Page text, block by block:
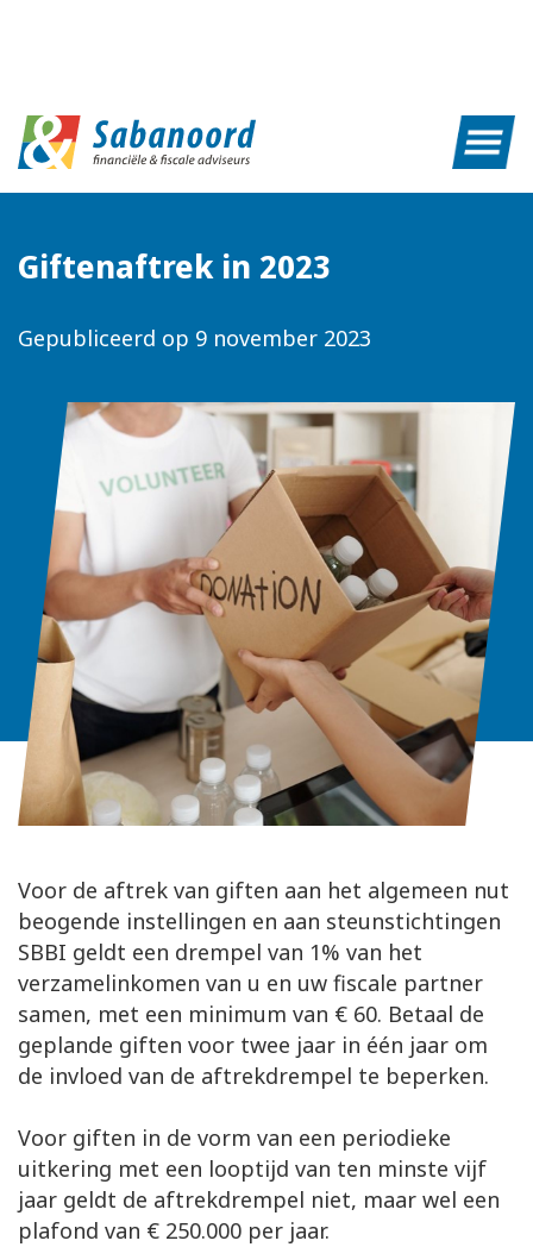
Giftenaftrek in 2023
Gepubliceerd op 9 november 2023
Voor de aftrek van giften aan het algemeen nut
beogende instellingen en aan steunstichtingen
SBBI geldt een drempel van 1% van het
verzamelinkomen van u en uw fiscale partner
samen, met een minimum van € 60. Betaal de
geplande giften voor twee jaar in één jaar om
de invloed van de aftrekdrempel te beperken.
Voor giften in de vorm van een periodieke
uitkering met een looptijd van ten minste vijf
jaar geldt de aftrekdrempel niet, maar wel een
plafond van € 250.000 per jaar.